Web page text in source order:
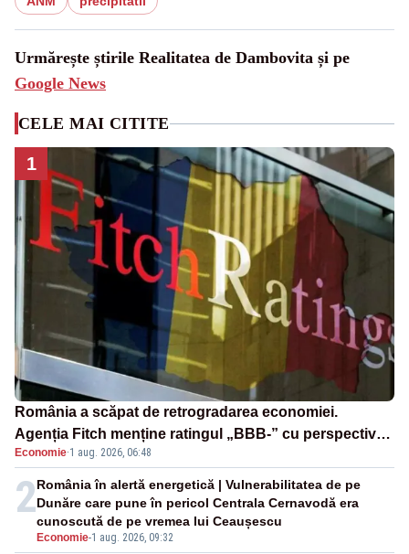
Urmărește știrile Realitatea de Dambovita și pe
Google News
CELE MAI CITITE
1
România a scăpat de retrogradarea economiei.
Agenția Fitch menține ratingul „BBB-” cu perspectivă
negativă
Economie·1 aug. 2026, 06:48
2
Economie-1 aug. 2026, 09:32
România în alertă energetică | Vulnerabilitatea de pe
Dunăre care pune în pericol Centrala Cernavodă era
cunoscută de pe vremea lui Ceaușescu